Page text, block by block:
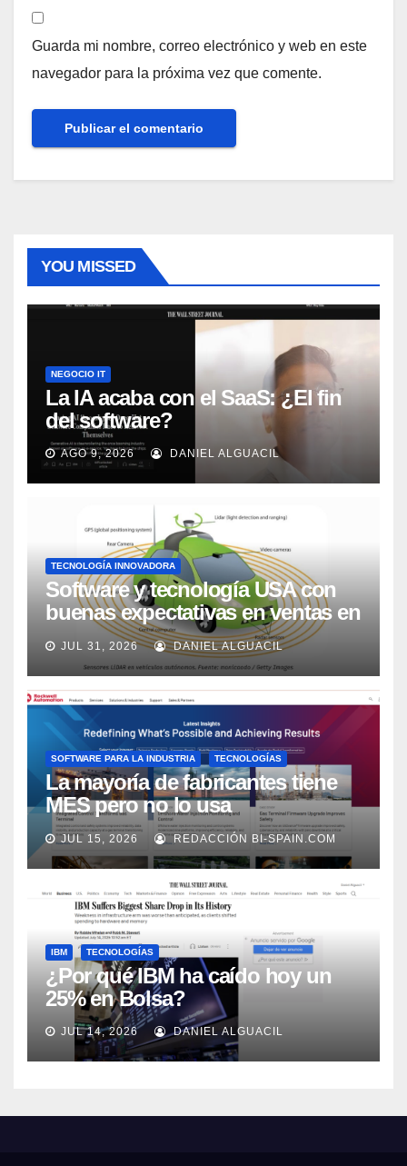
Guarda mi nombre, correo electrónico y web en este
navegador para la próxima vez que comente.
YOU MISSED
NEGOCIO IT
La IA acaba con el SaaS: ¿El fin
del software?
AGO 9, 2026 DANIEL ALGUACIL
TECNOLOGÍA INNOVADORA
Software y tecnología USA con
buenas expectativas en ventas en
los próximos 2 años, según
Market Watch
JUL 31, 2026 DANIEL ALGUACIL
SOFTWARE PARA LA INDUSTRIA TECNOLOGÍAS
La mayoría de fabricantes tiene
MES pero no lo usa
adecuadamente, según Rockwell
Automation
JUL 15, 2026 REDACCIÓN BI-SPAIN.COM
IBM TECNOLOGÍAS
¿Por qué IBM ha caído hoy un
25% en Bolsa?
JUL 14, 2026 DANIEL ALGUACIL